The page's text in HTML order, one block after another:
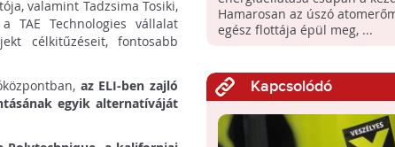
valamint Tadzsima Tosiki,
TAE Technologies vállalat
célkitűzéseit, fontosabb
az ELI-ben zajló
egyik alternatíváját
Hamarosan az úszó
egész flottája épül meg, ...
Kapcsolódó